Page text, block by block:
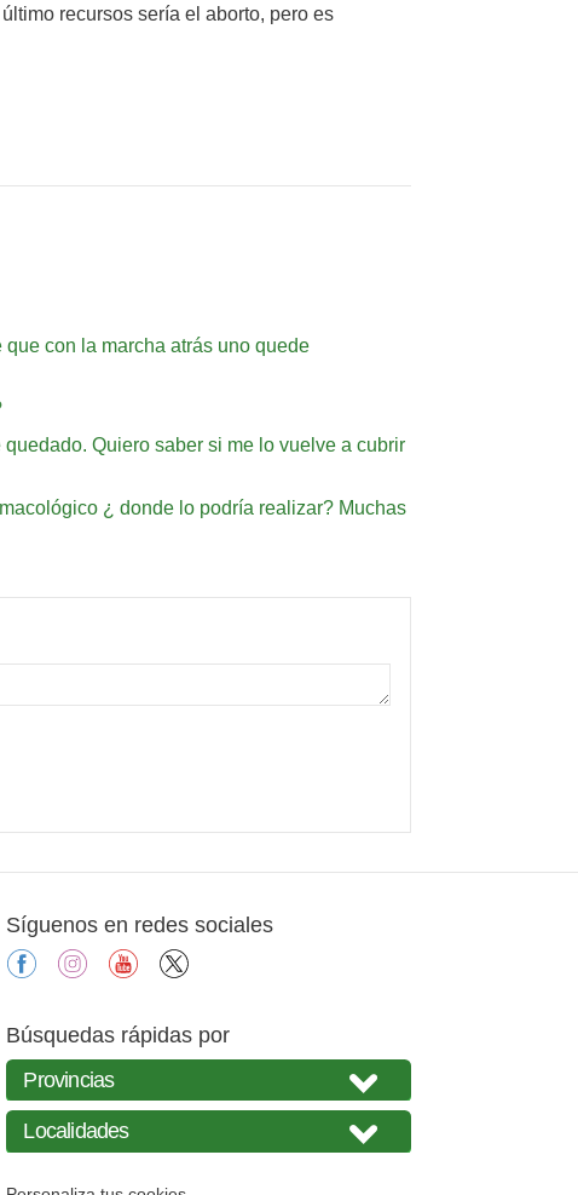
recursos sería el aborto, pero es
con la marcha atrás uno quede
Quiero saber si me lo vuelve a cubrir
¿ donde lo podría realizar? Muchas
Síguenos en redes sociales
facebookinstagramyoutube
Búsquedas rápidas por